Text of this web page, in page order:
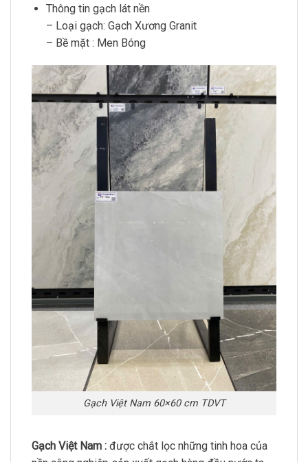
Thông tin gạch lát nền
– Loại gạch: Gạch Xương Granit
– Bề mặt : Men Bóng
Gạch Việt Nam 60×60 cm TDVT
Gạch Việt Nam : được chắt lọc những tinh hoa của